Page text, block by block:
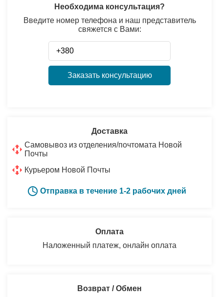
Необходима консультация?
Введите номер телефона и наш представитель
свяжется с Вами:
Заказать консультацию
Доставка
Самовывоз из отделения/почтомата Новой
Почты
Курьером Новой Почты
Отправка в течение 1-2 рабочих дней
Оплата
Наложенный платеж, онлайн оплата
Возврат / Обмен